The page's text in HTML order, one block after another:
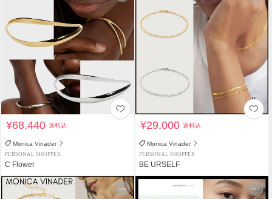
¥68,440送料込
Monica Vinader
PERSONAL SHOPPER
C Flower
¥29,000送料込
Monica Vinader
PERSONAL SHOPPER
BE URSELF